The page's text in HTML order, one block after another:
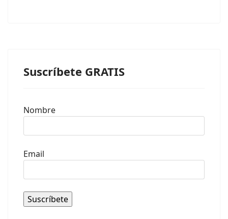
Suscríbete GRATIS
Nombre
Email